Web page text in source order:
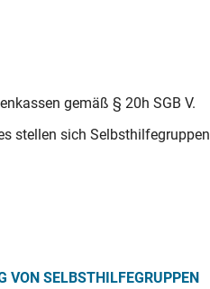
gemäß § 20h SGB V.
stellen sich Selbsthilfegruppen
VON SELBSTHILFEGRUPPEN